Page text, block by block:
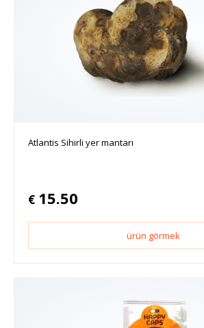
Atlantis Sihirli yer mantarı
€ 15.50
ürün görmek